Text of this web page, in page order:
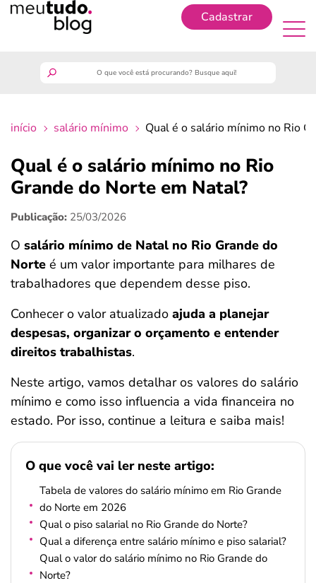
Cadastrar
finanças
benefícios
crédito fácil
últimas notícias
ferramentas
início salário mínimo Qual é o salário mínimo no Rio
Qual é o salário mínimo no Rio
Grande do Norte em Natal?
Publicação: 25/03/2026
O salário mínimo de Natal no Rio Grande do
Norte é um valor importante para milhares de
trabalhadores que dependem desse piso.
Conhecer o valor atualizado ajuda a planejar
despesas, organizar o orçamento e entender
direitos trabalhistas.
Neste artigo, vamos detalhar os valores do salário
mínimo e como isso influencia a vida financeira no
estado. Por isso, continue a leitura e saiba mais!
O que você vai ler neste artigo:
Tabela de valores do salário mínimo em Rio Grande
do Norte em 2026
Qual o piso salarial no Rio Grande do Norte?
Qual a diferença entre salário mínimo e piso salarial?
Qual o valor do salário mínimo no Rio Grande do
Norte?